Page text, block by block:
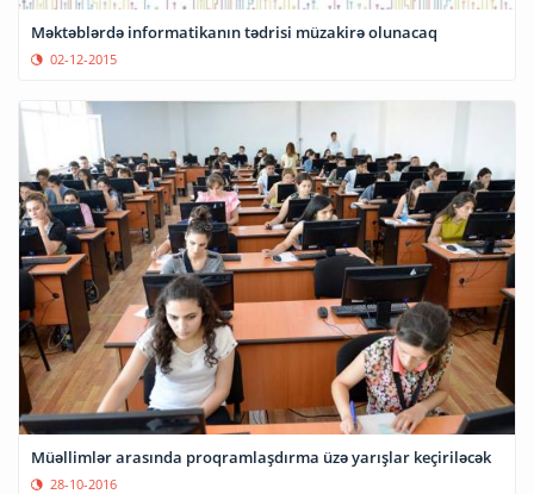
Məktəblərdə informatikanın tədrisi müzakirə olunacaq
02-12-2015
Müəllimlər arasında proqramlaşdırma üzə yarışlar keçiriləcək
28-10-2016